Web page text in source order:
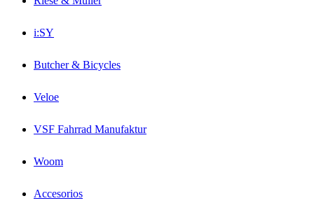
i:SY
Butcher & Bicycles
Veloe
VSF Fahrrad Manufaktur
Woom
Accesorios